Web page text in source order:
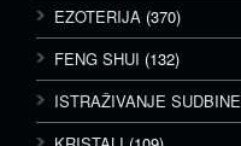
EZOTERIJA (370)
FENG SHUI (132)
ISTRAŽIVANJE SUDBINE